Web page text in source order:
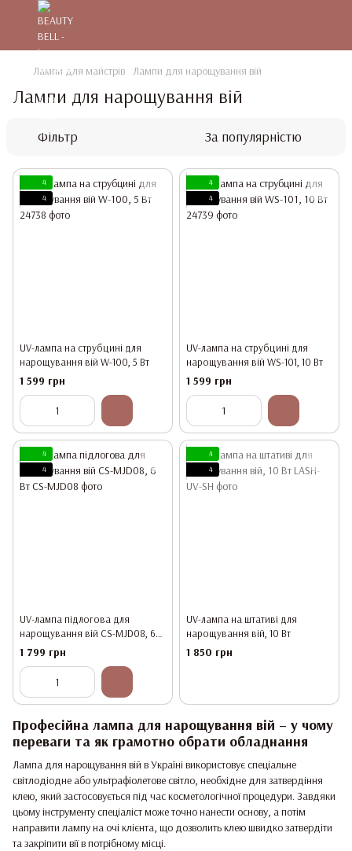
Лампи для майстрів Лампи для нарощування вій
Лампи для нарощування вій
Фільтр За популярністю
4
4
UV-лампа на струбцині для
нарощування вій W-100, 5 Вт
1 599 грн
4
4
UV-лампа на струбцині для
нарощування вій WS-101, 10 Вт
1 599 грн
4
4
UV-лампа підлогова для
нарощування вій CS-MJD08, 6
Вт
1 799 грн
4
4
UV-лампа на штативі для
нарощування вій, 10 Вт
1 850 грн
Професійна лампа для нарощування вій – у чому
переваги та як грамотно обрати обладнання
Лампа для нарощування вій в Україні використовує спеціальне
світлодіодне або ультрафіолетове світло, необхідне для затвердіння
клею, який застосовується під час косметологічної процедури. Завдяки
цьому інструменту спеціаліст може точно нанести основу, а потім
направити лампу на очі клієнта, що дозволить клею швидко затвердіти
та закріпити вії в потрібному місці.